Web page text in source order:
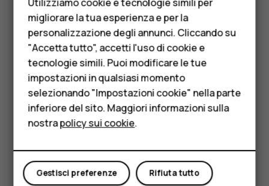
Telefoni per anziani
Accessori
HMD Terra M
Per le imprese
Tablet
Negozio
Il mio account
Intervallo sveglia e selezionare l’intervallo desiderato.
Disattivare una sveglia
Quando la sveglia suona, scorrere rapidamente verso
destra.
Eliminare una sveglia
ToccareOrologio>access_alarmSVEGLIA
migliorare la tua esperienza e per la
personalizzazione degli annunci. Cliccando su
"Accetta tutto", accetti l'uso di cookie e
tecnologie simili. Puoi modificare le tue
impostazioni in qualsiasi momento
selezionando "Impostazioni cookie" nella parte
inferiore del sito. Maggiori informazioni sulla
nostrapolicy sui cookie.
Rifiuta tutto
Gestisci preferenze